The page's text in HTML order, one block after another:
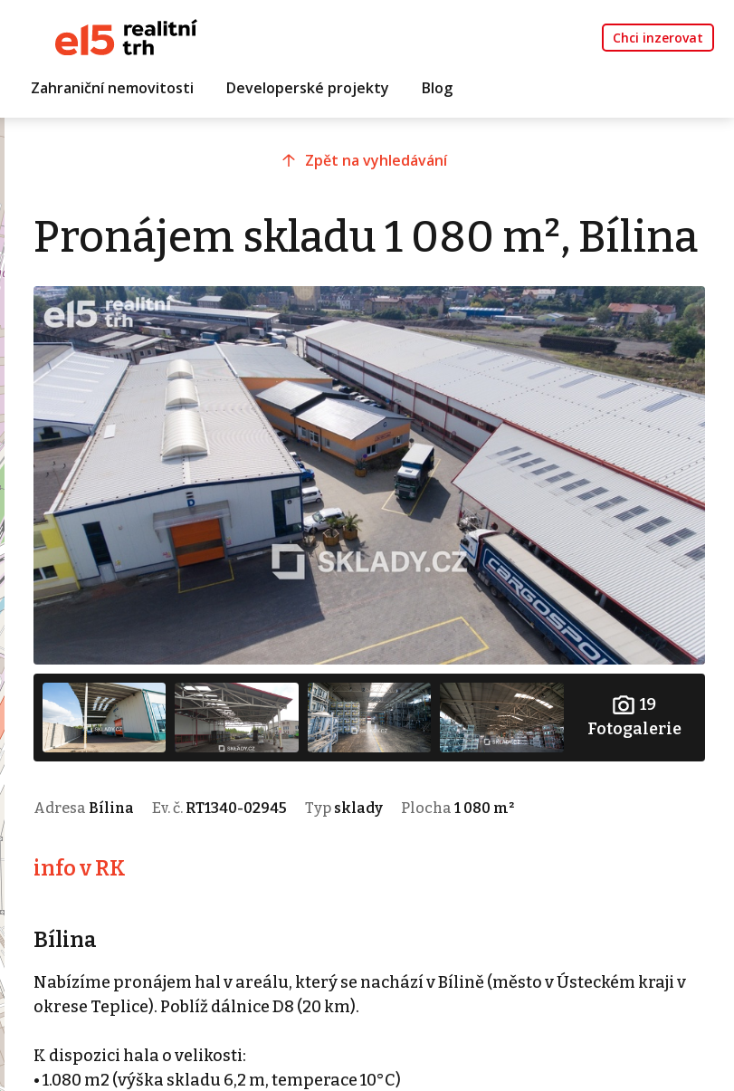
Chci inzerovat
Zahraniční nemovitosti Developerské projekty Blog
Zpět na vyhledávání
Pronájem skladu 1 080 m², Bílina
19
Fotogalerie
Adresa Bílina Ev. č. RT1340-02945 Typ sklady Plocha 1 080 m²
info v RK
Bílina
Nabízíme pronájem hal v areálu, který se nachází v Bílině (město v Ústeckém kraji v
okrese Teplice). Poblíž dálnice D8 (20 km).
K dispozici hala o velikosti:
• 1.080 m2 (výška skladu 6,2 m, temperace 10°C)